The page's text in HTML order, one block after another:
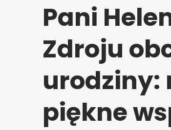
Pani
Zdroju
urodziny:
piękne